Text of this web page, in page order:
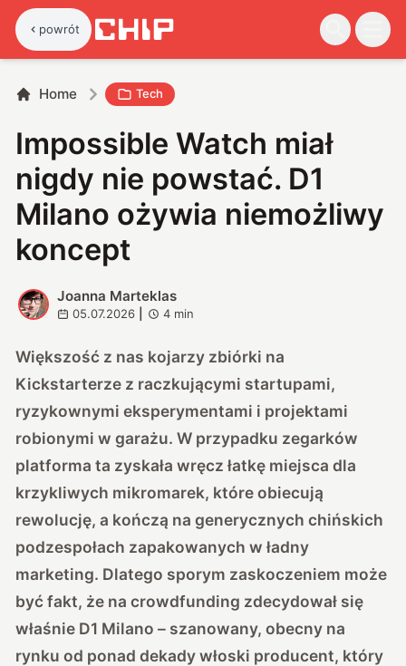
powrót
Home Tech
Impossible Watch miał
nigdy nie powstać. D1
Milano ożywia niemożliwy
koncept
J
Joanna Marteklas
05.07.2026 4 min
Większość z nas kojarzy zbiórki na
Kickstarterze z raczkującymi startupami,
ryzykownymi eksperymentami i projektami
robionymi w garażu. W przypadku zegarków
platforma ta zyskała wręcz łatkę miejsca dla
krzykliwych mikromarek, które obiecują
rewolucję, a kończą na generycznych chińskich
podzespołach zapakowanych w ładny
marketing. Dlatego sporym zaskoczeniem może
być fakt, że na crowdfunding zdecydował się
właśnie D1 Milano – szanowany, obecny na
rynku od ponad dekady włoski producent, który